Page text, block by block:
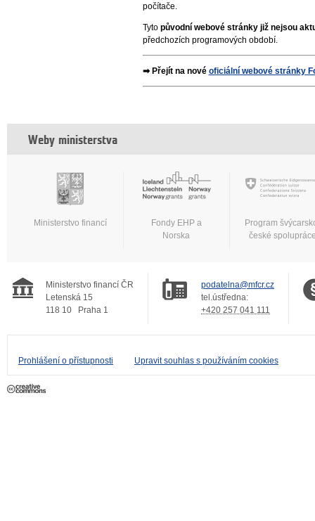
počítače.
Tyto původní webové stránky již nejsou
předchozích programových období.
➡ Přejít na nové oficiální webové stránky
Weby ministerstva
Ministerstvo financí
Fondy EHP a
Norska
Program
české
Ministerstvo financí ČR
Letenská 15
118 10
Praha 1
podatelna@mfcr.cz
tel.ústředna:
+420 257 041 111
Prohlášení o přístupnosti Upravit souhlas s používáním cookies